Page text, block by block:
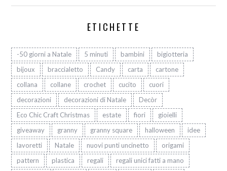
ETICHETTE
-50 giorni a Natale 5 minuti bambini
bigiotteria
bijoux
braccialetto Candy carta
cartone
collana
collane crochet cucito
cuori
decorazioni
decorazioni di Natale
Decòr
Eco Chic Craft Christmas
estate fiori
gioielli
giveaway
granny granny square halloween
idee
lavoretti
Natale nuovi punti uncinetto
origami
pattern
plastica regali
regali unici fatti a mano